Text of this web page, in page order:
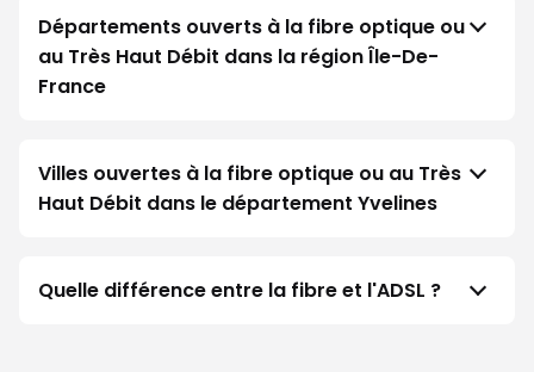
Départements ouverts à la fibre optique ou
au Très Haut Débit dans la région Île-De-
France
Villes ouvertes à la fibre optique ou au Très
Haut Débit dans le département Yvelines
Quelle différence entre la fibre et l'ADSL ?